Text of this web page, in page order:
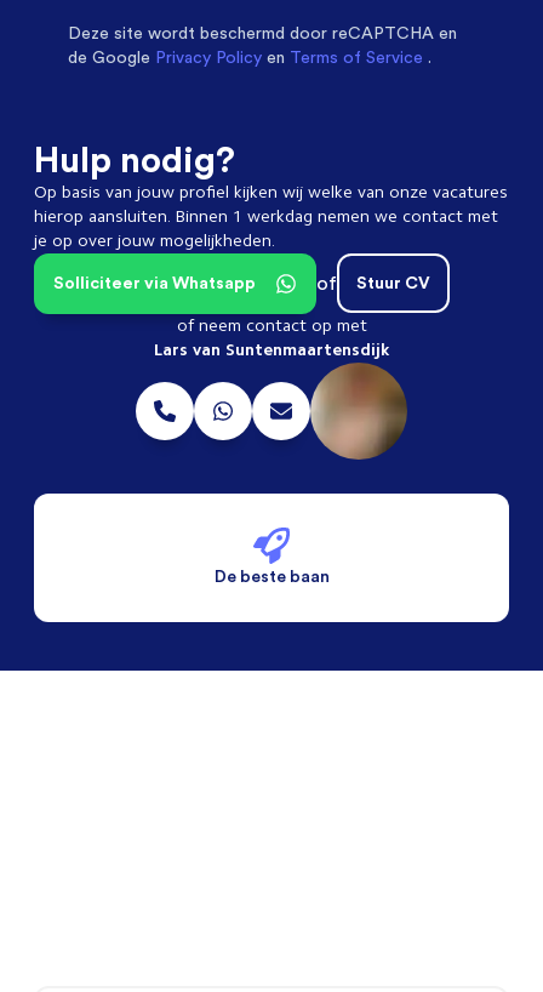
Deze site wordt beschermd door reCAPTCHA en
de Google Privacy Policy en Terms of Service .
Hulp nodig?
Op basis van jouw profiel kijken wij welke van onze vacatures
hierop aansluiten. Binnen 1 werkdag nemen we contact met
je op over jouw mogelijkheden.
Stuur CV
of
Solliciteer via Whatsapp
of neem contact op met
Lars van Suntenmaartensdijk
De beste baan